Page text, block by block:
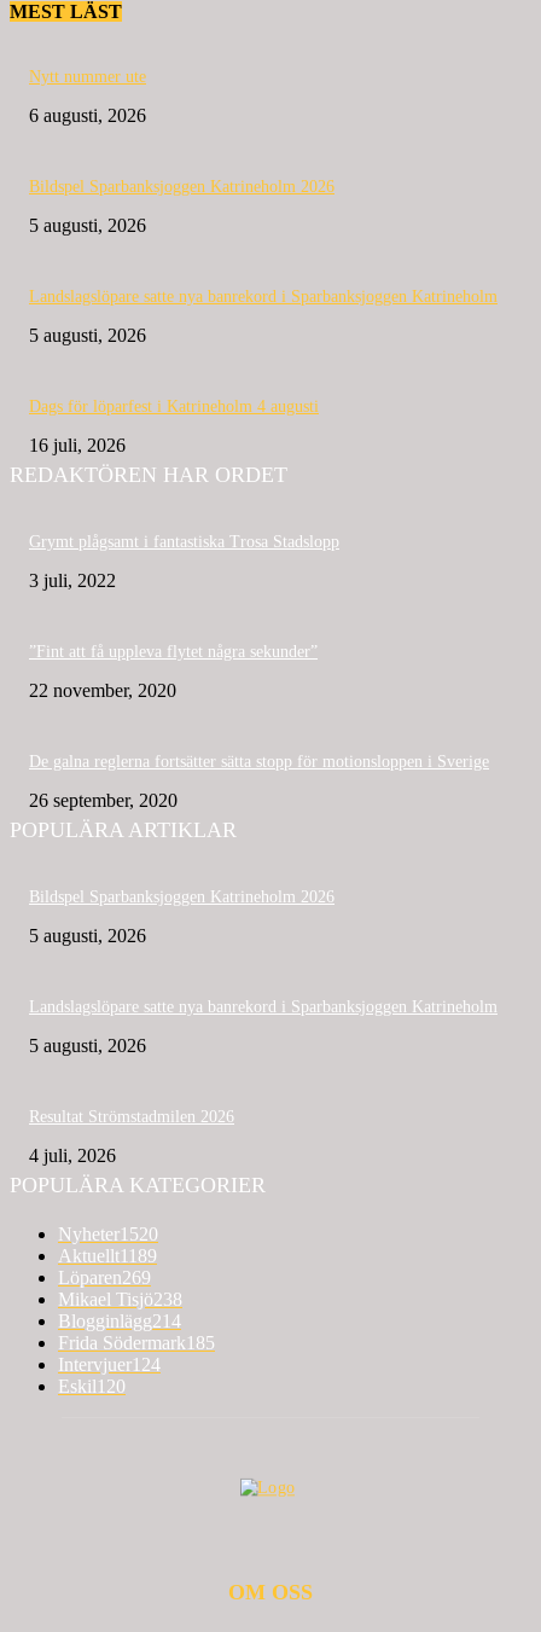
MEST LÄST
Nytt nummer ute
6 augusti, 2026
Bildspel Sparbanksjoggen Katrineholm 2026
5 augusti, 2026
Landslagslöpare satte nya banrekord i Sparbanksjoggen Katrineholm
5 augusti, 2026
Dags för löparfest i Katrineholm 4 augusti
16 juli, 2026
REDAKTÖREN HAR ORDET
Grymt plågsamt i fantastiska Trosa Stadslopp
3 juli, 2022
”Fint att få uppleva flytet några sekunder”
22 november, 2020
De galna reglerna fortsätter sätta stopp för motionsloppen i Sverige
26 september, 2020
POPULÄRA ARTIKLAR
Bildspel Sparbanksjoggen Katrineholm 2026
5 augusti, 2026
Landslagslöpare satte nya banrekord i Sparbanksjoggen Katrineholm
5 augusti, 2026
Resultat Strömstadmilen 2026
4 juli, 2026
POPULÄRA KATEGORIER
Nyheter1520
Aktuellt1189
Löparen269
Mikael Tisjö238
Blogginlägg214
Frida Södermark185
Intervjuer124
Eskil120
OM OSS